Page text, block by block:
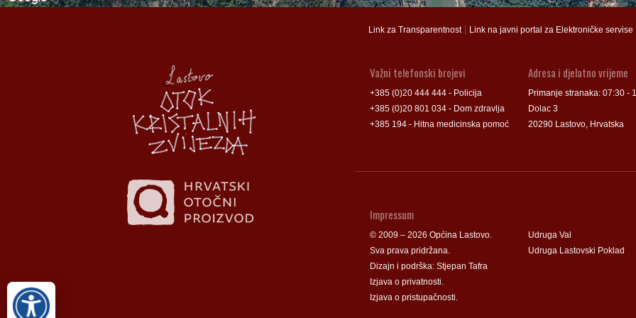
Link za Transparentnost| Link na javni portal za Elektroničke servise
Adresa i djelatno vrijeme
Primanje stranaka: 07:30 -
Dolac 3
20290 Lastovo, Hrvatska
Važni telefonski brojevi
+385 (0)20 444 444 - Policija
+385 (0)20 801 034 - Dom zdravlja
+385 194 - Hitna medicinska pomoć
Udruga Val
Udruga Lastovski Poklad
Impressum
© 2009 – 2026 Općina Lastovo.
Sva prava pridržana.
Dizajn i podrška: Stjepan Tafra
Izjava o privatnosti.
Izjava o pristupačnosti.